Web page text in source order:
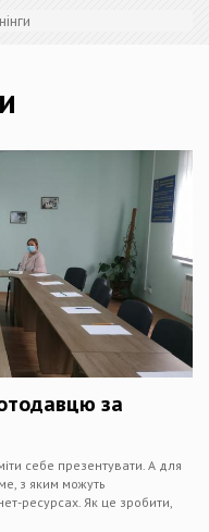
за
себе презентувати. А для
з яким можуть
ресурсах. Як це зробити,